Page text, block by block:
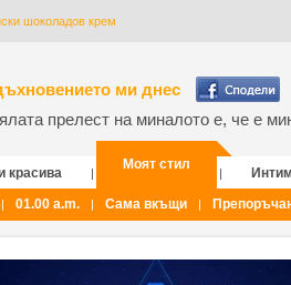
шоколадов крем
ми днес
прелест на миналото е, че е
красива |
Моят стил
|
| 01.00 a.m. | Сама вкъщи |